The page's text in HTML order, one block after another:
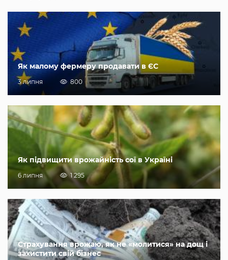
Як малому фермеру продавати в ЄС
3 липня 800
Як підвищити врожайність сої в Україні
6 липня 1 295
Страхування врожаю, як не «молитися» на дощ і
захистити свій бізнес